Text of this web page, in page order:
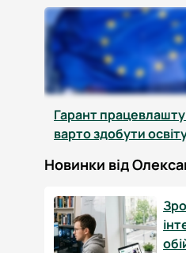
Гарант
варто здобути
Новинки від